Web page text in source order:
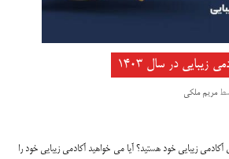
زیبایی در سال ۱۴۰۳
مریم ملکی
زیبایی خود هستید؟ آیا می خواهید آکادمی زیبایی خود را